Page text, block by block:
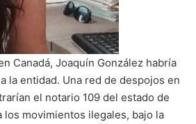
Canadá, Joaquín González habría
la entidad. Una red de despojos en
el notario 109 del estado de
los movimientos ilegales, bajo la